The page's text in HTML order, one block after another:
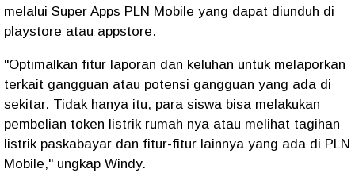
melalui Super Apps PLN Mobile yang dapat diunduh di
playstore atau appstore.
"Optimalkan fitur laporan dan keluhan untuk melaporkan
terkait gangguan atau potensi gangguan yang ada di
sekitar. Tidak hanya itu, para siswa bisa melakukan
pembelian token listrik rumah nya atau melihat tagihan
listrik paskabayar dan fitur-fitur lainnya yang ada di PLN
Mobile," ungkap Windy.